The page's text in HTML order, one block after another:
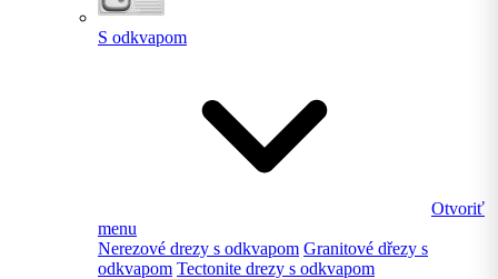
S odkvapom
Otvoriť
menu
Nerezové drezy s odkvapom Granitové dřezy s
odkvapom Tectonite drezy s odkvapom